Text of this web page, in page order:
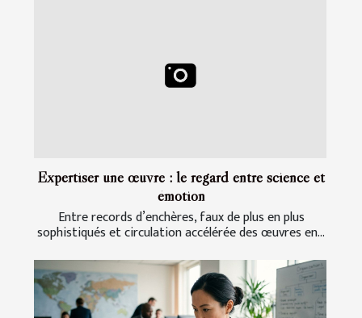
Expertiser une œuvre : le regard entre science et
émotion
Entre records d’enchères, faux de plus en plus
sophistiqués et circulation accélérée des œuvres en...